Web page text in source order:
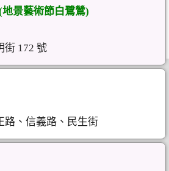
景藝術節白鷺鷥)
街 172 號
路、信義路、民生街